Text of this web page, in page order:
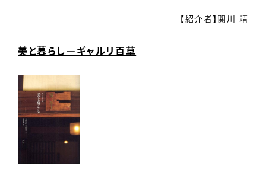
【紹介者】関川 靖
美と暮らし―ギャルリ百草